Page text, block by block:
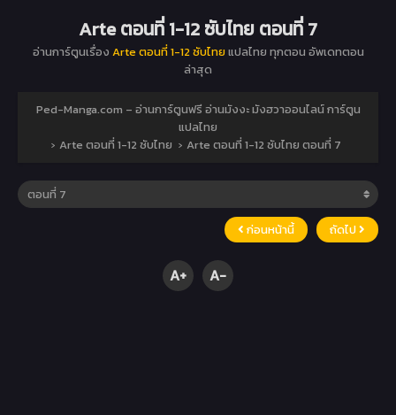
Arte ตอนที่ 1-12 ซับไทย ตอนที่ 7
อ่านการ์ตูนเรื่อง Arte ตอนที่ 1-12 ซับไทยแปลไทย ทุกตอน อัพเดทตอน
ล่าสุด
Ped-Manga.com – อ่านการ์ตูนฟรี อ่านมังงะ มังฮวาออนไลน์ การ์ตูน
แปลไทย
› Arte ตอนที่ 1-12 ซับไทย › Arte ตอนที่ 1-12 ซับไทย ตอนที่ 7
ก่อนหน้านี้ ถัดไป
A+ A-